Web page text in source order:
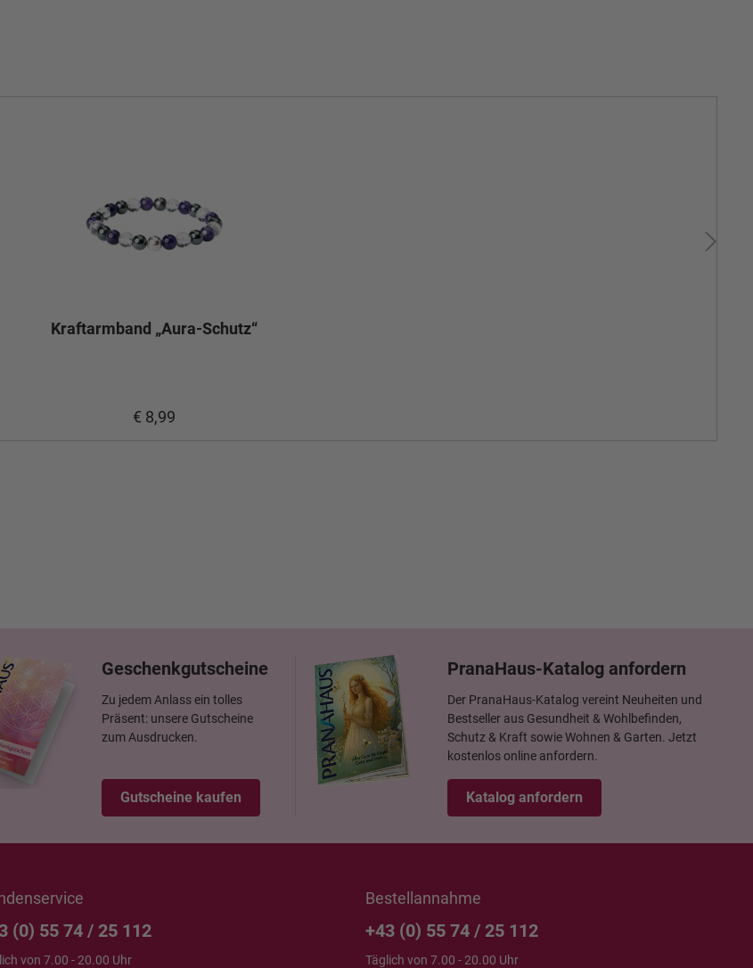
Kraftarmband „Aura-Schutz“
€ 8,99
Geschenkgutscheine
Zu jedem Anlass ein tolles
Präsent: unsere Gutscheine
zum Ausdrucken.
Gutscheine kaufen
PranaHaus-Katalog anfordern
Der PranaHaus-Katalog vereint Neuheiten und
Bestseller aus Gesundheit & Wohlbefinden,
Schutz & Kraft sowie Wohnen & Garten. Jetzt
kostenlos online anfordern.
Katalog anfordern
(0) 55 74 / 25 112
von 7.00 - 20.00 Uhr
Bestellannahme
+43 (0) 55 74 / 25 112
Täglich von 7.00 - 20.00 Uhr